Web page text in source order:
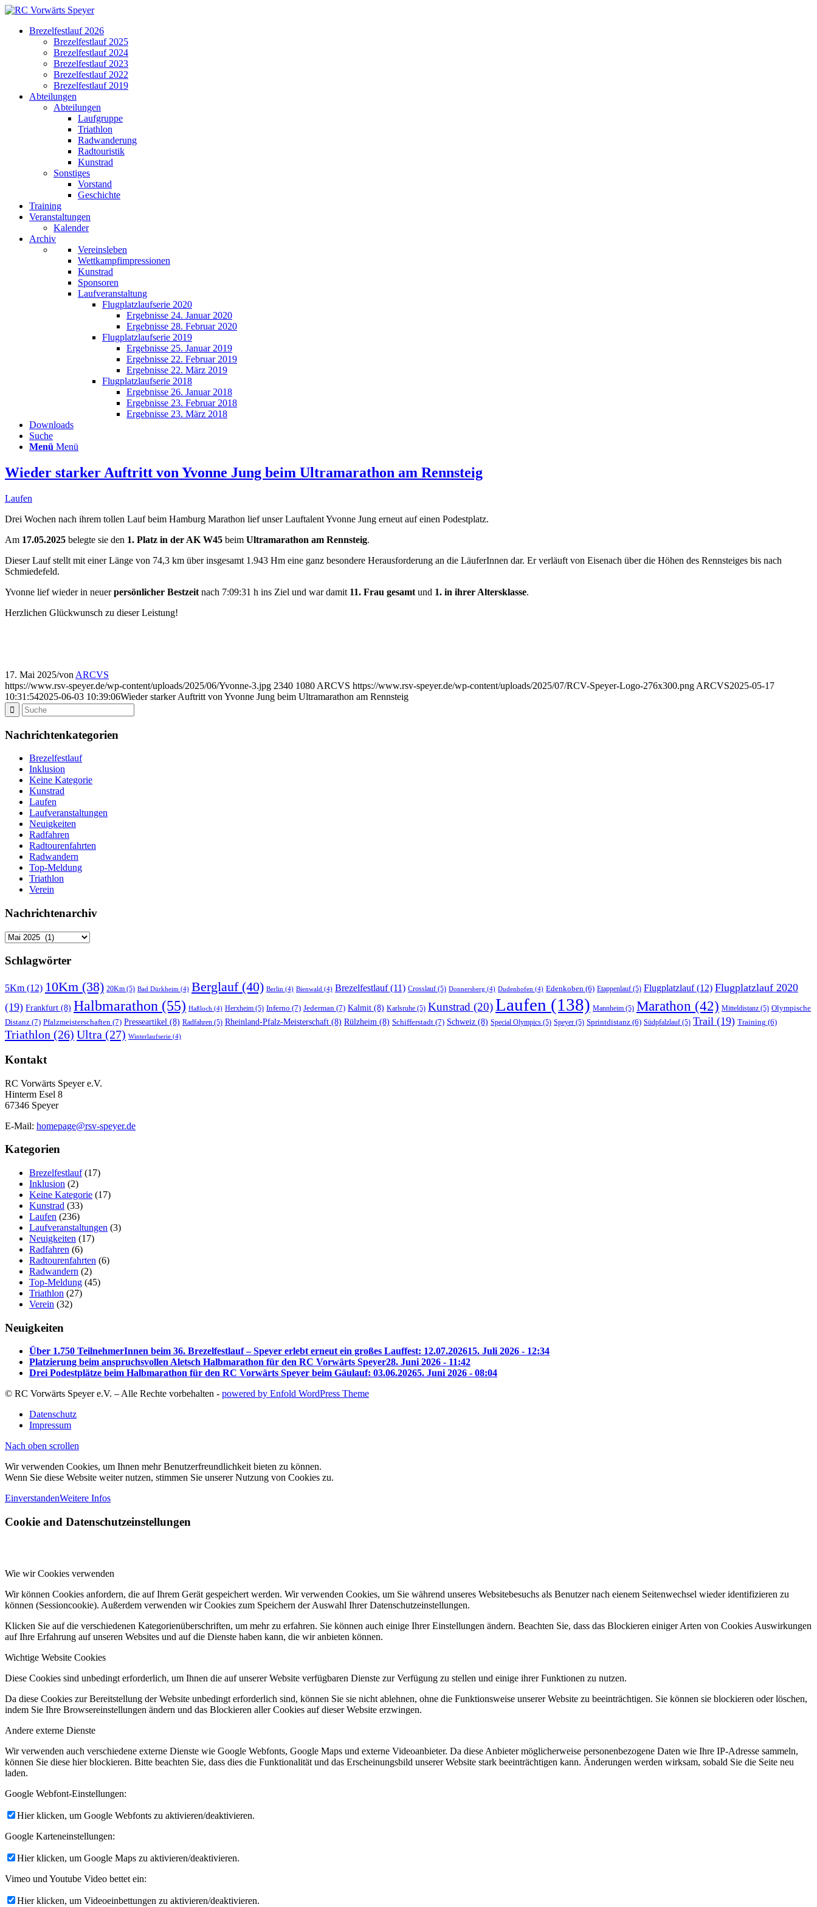
Brezelfestlauf 2026
Brezelfestlauf 2025
Brezelfestlauf 2024
Brezelfestlauf 2023
Brezelfestlauf 2022
Brezelfestlauf 2019
Abteilungen
Abteilungen
Laufgruppe
Triathlon
Radwanderung
Radtouristik
Kunstrad
Sonstiges
Vorstand
Geschichte
Training
Veranstaltungen
Kalender
Archiv
Vereinsleben
Wettkampfimpressionen
Kunstrad
Sponsoren
Laufveranstaltung
Flugplatzlaufserie 2020
Ergebnisse 24. Januar 2020
Ergebnisse 28. Februar 2020
Flugplatzlaufserie 2019
Ergebnisse 25. Januar 2019
Ergebnisse 22. Februar 2019
Ergebnisse 22. März 2019
Flugplatzlaufserie 2018
Ergebnisse 26. Januar 2018
Ergebnisse 23. Februar 2018
Ergebnisse 23. März 2018
Downloads
Suche
Menü Menü
Wieder starker Auftritt von Yvonne Jung beim Ultramarathon am Rennsteig
Laufen
Drei Wochen nach ihrem tollen Lauf beim Hamburg Marathon lief unser Lauftalent Yvonne Jung erneut auf einen Podestplatz.
Am 17.05.2025 belegte sie den 1. Platz in der AK W45 beim Ultramarathon am Rennsteig.
Dieser Lauf stellt mit einer Länge von 74,3 km über insgesamt 1.943 Hm eine ganz besondere Herausforderung an die LäuferInnen dar. Er verläuft von Eisenach über die Höhen des Rennsteiges bis nach
Schmiedefeld.
Yvonne lief wieder in neuerpersönlicher Bestzeit nach 7:09:31 h ins Ziel und war damit 11. Frau gesamt und 1. in ihrer Altersklasse.
Herzlichen Glückwunsch zu dieser Leistung!
17. Mai 2025/von ARCVS
https://www.rsv-speyer.de/wp-content/uploads/2025/06/Yvonne-3.jpg 2340 1080 ARCVS https://www.rsv-speyer.de/wp-content/uploads/2025/07/RCV-Speyer-Logo-276x300.png ARCVS2025-05-17
10:31:542025-06-03 10:39:06Wieder starker Auftritt von Yvonne Jung beim Ultramarathon am Rennsteig
Nachrichtenkategorien
Brezelfestlauf
Inklusion
Keine Kategorie
Kunstrad
Laufen
Laufveranstaltungen
Neuigkeiten
Radfahren
Radtourenfahrten
Radwandern
Top-Meldung
Triathlon
Verein
Nachrichtenarchiv
Nachrichtenarchiv
Schlagwörter
5Km (12) 10Km (38) 20Km (5) Bad Dürkheim (4) Berglauf(40) Berlin (4) Bienwald (4) Brezelfestlauf(11) Crosslauf (5) Donnersberg (4) Dudenhofen (4) Edenkoben (6) Etappenlauf (5) Flugplatzlauf(12) Flugplatzlauf 2020
(19) Frankfurt (8) Halbmarathon (55) Haßloch (4) Herxheim (5) Inferno (7) Jederman (7) Kalmit (8) Karlsruhe (5) Kunstrad (20)Laufen (138) Mannheim (5) Marathon (42) Mitteldistanz (5) Olympische
Distanz (7) Pfalzmeisterschaften (7) Presseartikel (8) Radfahren (5) Rheinland-Pfalz-Meisterschaft (8) Rülzheim (8) Schifferstadt (7) Schweiz (8) Special Olympics (5) Speyer (5) Sprintdistanz (6) Südpfalzlauf (5) Trail (19) Training (6)
Triathlon (26) Ultra (27) Winterlaufserie (4)
Kontakt
RC Vorwärts Speyer e.V.
Hinterm Esel 8
67346 Speyer
E-Mail: homepage@rsv-speyer.de
Kategorien
Brezelfestlauf(17)
Inklusion (2)
Keine Kategorie (17)
Kunstrad (33)
Laufen (236)
Laufveranstaltungen (3)
Neuigkeiten (17)
Radfahren (6)
Radtourenfahrten (6)
Radwandern (2)
Top-Meldung (45)
Triathlon (27)
Verein (32)
Neuigkeiten
Über 1.750 TeilnehmerInnen beim 36. Brezelfestlauf – Speyer erlebt erneut ein großes Lauffest: 12.07.202615. Juli 2026 - 12:34
Platzierung beim anspruchsvollen Aletsch Halbmarathon für den RC Vorwärts Speyer28. Juni 2026 - 11:42
Drei Podestplätze beim Halbmarathon für den RC Vorwärts Speyer beim Gäulauf: 03.06.20265. Juni 2026 - 08:04
© RC Vorwärts Speyer e.V. – Alle Rechte vorbehalten - powered by Enfold WordPress Theme
Datenschutz
Impressum
Nach oben scrollen
Wir verwenden Cookies, um Ihnen mehr Benutzerfreundlichkeit bieten zu können.
Wenn Sie diese Website weiter nutzen, stimmen Sie unserer Nutzung von Cookies zu.
EinverstandenWeitere Infos
Cookie and Datenschutzeinstellungen
Wie wir Cookies verwenden
Wir können Cookies anfordern, die auf Ihrem Gerät gespeichert werden. Wir verwenden Cookies, um Sie während unseres Websitebesuchs als Benutzer nach eienem Seitenwechsel wieder identifizieren zu
können (Sessioncookie). Außerdem verwenden wir Cookies zum Speichern der Auswahl Ihrer Datenschutzeinstellungen.
Klicken Sie auf die verschiedenen Kategorienüberschriften, um mehr zu erfahren. Sie können auch einige Ihrer Einstellungen ändern. Beachten Sie, dass das Blockieren einiger Arten von Cookies Auswirkungen
auf Ihre Erfahrung auf unseren Websites und auf die Dienste haben kann, die wir anbieten können.
Wichtige Website Cookies
Diese Cookies sind unbedingt erforderlich, um Ihnen die auf unserer Website verfügbaren Dienste zur Verfügung zu stellen und einige ihrer Funktionen zu nutzen.
Da diese Cookies zur Bereitstellung der Website unbedingt erforderlich sind, können Sie sie nicht ablehnen, ohne die Funktionsweise unserer Website zu beeinträchtigen. Sie können sie blockieren oder löschen,
indem Sie Ihre Browsereinstellungen ändern und das Blockieren aller Cookies auf dieser Website erzwingen.
Andere externe Dienste
Wir verwenden auch verschiedene externe Dienste wie Google Webfonts, Google Maps und externe Videoanbieter. Da diese Anbieter möglicherweise personenbezogene Daten wie Ihre IP-Adresse sammeln,
können Sie diese hier blockieren. Bitte beachten Sie, dass dies die Funktionalität und das Erscheinungsbild unserer Website stark beeinträchtigen kann. Änderungen werden wirksam, sobald Sie die Seite neu
laden.
Google Webfont-Einstellungen:
Hier klicken, um Google Webfonts zu aktivieren/deaktivieren.
Google Karteneinstellungen:
Hier klicken, um Google Maps zu aktivieren/deaktivieren.
Vimeo und Youtube Video bettet ein:
Hier klicken, um Videoeinbettungen zu aktivieren/deaktivieren.